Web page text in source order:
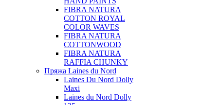
FIBRA NATURA
COTTON ROYAL
COLOR WAVES
FIBRA NATURA
COTTONWOOD
FIBRA NATURA
RAFFIA CHUNKY
Пряжа Laines du Nord
Laines Du Nord Dolly
Maxi
Laines du Nord Dolly